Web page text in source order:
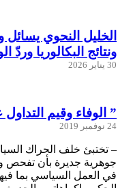
الخليل النحوي يسائل
ونتائج البكالوريا وردّ
30 يناير 2026
” الوفاء وقيم
24 نوفمبر 2019
– تختبئ خلف الحراك
جوهرية جديرة بأن تفحص
في العمل السياسي بما